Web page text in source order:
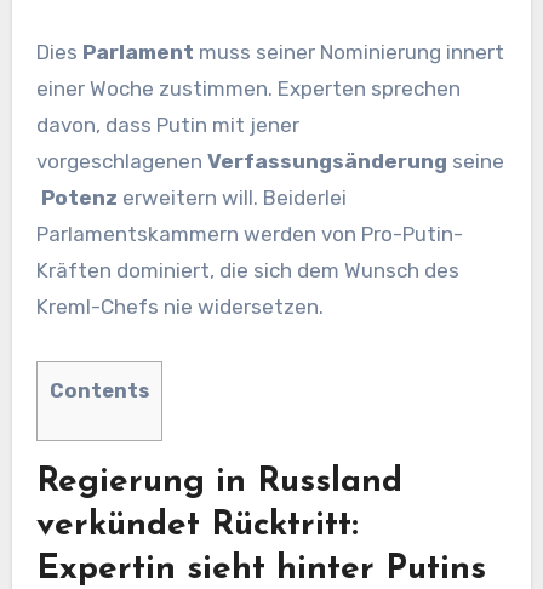
Dies Parlament muss seiner Nominierung innert
einer Woche zustimmen. Experten sprechen
davon, dass Putin mit jener
vorgeschlagenen Verfassungsänderung seine
Potenz erweitern will. Beiderlei
Parlamentskammern werden von Pro-Putin-
Kräften dominiert, die sich dem Wunsch des
Kreml-Chefs nie widersetzen.
Contents
Regierung in Russland
verkündet Rücktritt:
Expertin sieht hinter Putins